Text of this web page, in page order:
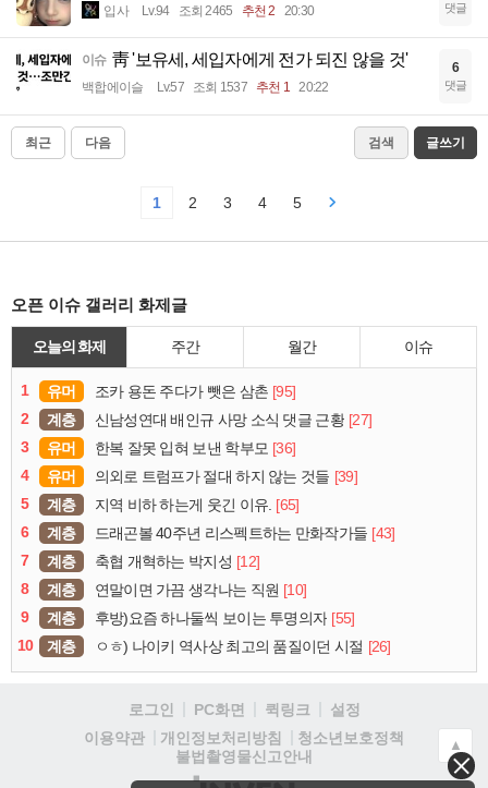
입사 Lv.94 조회 2465 추천 2 20:30 댓글
이슈 靑 '보유세, 세입자에게 전가 되진 않을 것'
백합에이슬 Lv.57 조회 1537 추천 1 20:22
6
댓글
최근 다음 검색 글쓰기
1 2 3 4 5
오픈 이슈 갤러리 화제글
오늘의 화제 주간 월간 이슈
1 유머 조카 용돈 주다가 뺏은 삼촌 [95]
2
계층 신남성연대 배인규 사망 소식 댓글 근황 [27]
3
유머 한복 잘못 입혀 보낸 학부모 [36]
4
유머 의외로 트럼프가 절대 하지 않는 것들 [39]
5
계층 지역 비하 하는게 웃긴 이유. [65]
6
계층 드래곤볼 40주년 리스펙트하는 만화작가들 [43]
7
계층 축협 개혁하는 박지성 [12]
8
계층 연말이면 가끔 생각나는 직원 [10]
9
계층 후방)요즘 하나둘씩 보이는 투명의자 [55]
10
계층 ㅇㅎ) 나이키 역사상 최고의 품질이던 시절 [26]
로그인 PC화면 퀵링크
설정
이용약관
개인정보처리방침
청소년보호정책
불법촬영물신고안내
▲